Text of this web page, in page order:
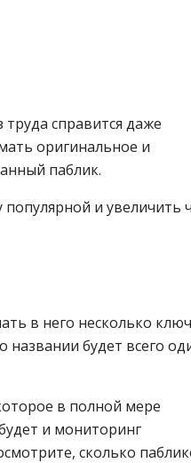
труда справится даже
оригинальное и
паблик.
и увеличить
в него несколько
названии будет всего
в полной мере
и мониторинг
сколько